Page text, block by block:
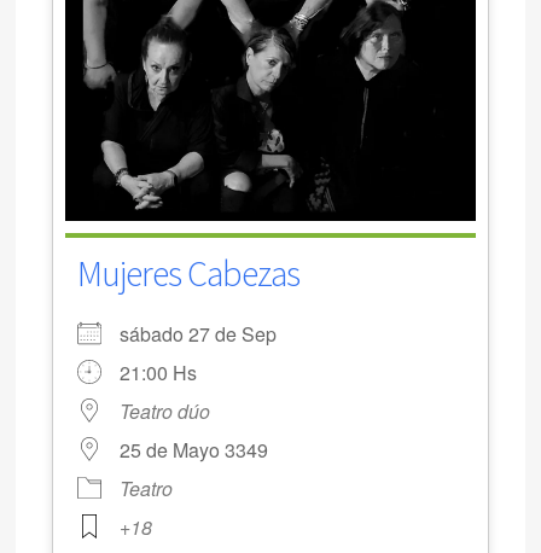
Mujeres Cabezas
sábado 27 de Sep
21:00 Hs
Teatro dúo
25 de Mayo 3349
Teatro
+18